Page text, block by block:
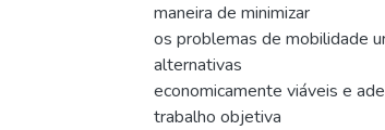
maneira de minimizar
os problemas de mobilidade
alternativas
economicamente viáveis e
trabalho objetiva